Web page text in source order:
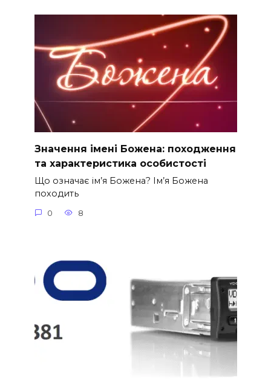
Значення імені Божена: походження
та характеристика особистості
Що означає ім’я Божена? Ім’я Божена
походить
0 8